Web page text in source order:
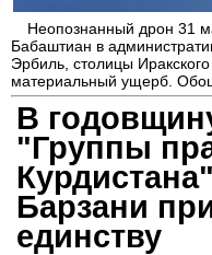
Неопознанный дрон 31
Бабаштиан в
Эрбиль, столицы
материальный ущерб.
В
"Группы
Барзани
единству